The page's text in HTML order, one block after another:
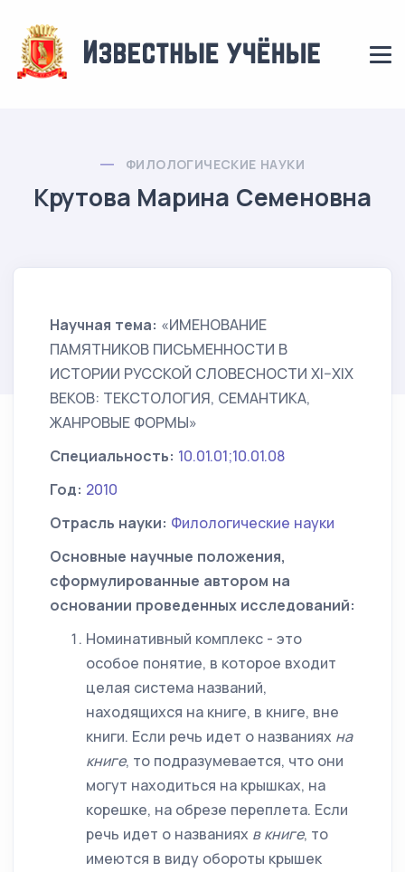
ФИЛОЛОГИЧЕСКИЕ НАУКИ
Крутова Марина Семеновна
Научная тема: «ИМЕНОВАНИЕ
ПАМЯТНИКОВ ПИСЬМЕННОСТИ В
ИСТОРИИ РУССКОЙ СЛОВЕСНОСТИ XI–XIX
ВЕКОВ: ТЕКСТОЛОГИЯ, СЕМАНТИКА,
ЖАНРОВЫЕ ФОРМЫ»
Специальность: 10.01.01;10.01.08
Год: 2010
Отрасль науки: Филологические науки
Основные научные положения,
сформулированные автором на
основании проведенных исследований:
Номинативный комплекс - это
особое понятие, в которое входит
целая система названий,
находящихся на книге, в книге, вне
книги. Если речь идет о названиях на
книге, то подразумевается, что они
могут находиться на крышках, на
корешке, на обрезе переплета. Если
речь идет о названиях в книге, то
имеются в виду обороты крышек